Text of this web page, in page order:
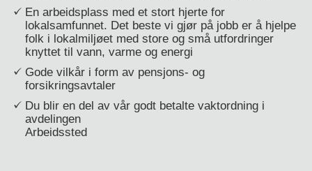
En arbeidsplass med et stort hjerte for
lokalsamfunnet. Det beste vi gjør på jobb er å hjelpe
folk i lokalmiljøet med store og små utfordringer
knyttet til vann, varme og energi
Gode vilkår i form av pensjons- og
forsikringsavtaler
Du blir en del av vår godt betalte vaktordning i
avdelingen
Arbeidssted